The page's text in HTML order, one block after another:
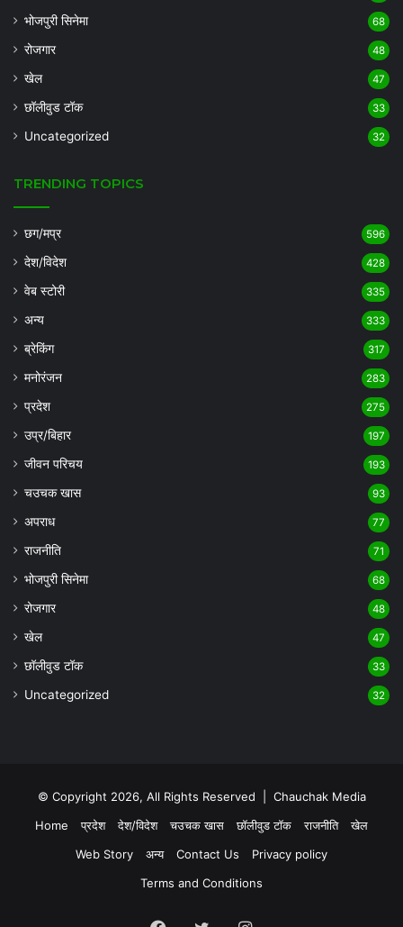
भोजपुरी सिनेमा 68
रोजगार 48
खेल 47
छॉलीवुड टॉक 33
Uncategorized 32
TRENDING TOPICS
छग/मप्र 596
देश/विदेश 428
वेब स्टोरी 335
अन्य 333
ब्रेकिंग 317
मनोरंजन 283
प्रदेश 275
उप्र/बिहार 197
जीवन परिचय 193
चउचक खास 93
अपराध 77
राजनीति 71
भोजपुरी सिनेमा 68
रोजगार 48
खेल 47
छॉलीवुड टॉक 33
Uncategorized 32
© Copyright 2026, All Rights Reserved | Chauchak Media
Home
प्रदेश देश/विदेश चउचक खास छॉलीवुड टॉक राजनीति
खेल
Web Story
अन्य Contact Us
Privacy policy
Terms and Conditions